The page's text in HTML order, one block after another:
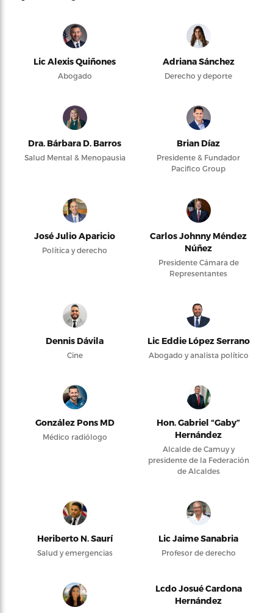
Lic Alexis Quiñones
Abogado
Adriana Sánchez
Derecho y deporte
Dra. Bárbara D. Barros
Salud Mental & Menopausia
Brian Díaz
Presidente & Fundador
Pacifico Group
José Julio Aparicio
Política y derecho
Carlos Johnny Méndez
Núñez
Presidente Cámara de
Representantes
Dennis Dávila
Cine
Lic Eddie López Serrano
Abogado y analista político
González Pons MD
Médico radiólogo
Hon. Gabriel “Gaby”
Hernández
Alcalde de Camuy y
presidente de la Federación
de Alcaldes
Heriberto N. Saurí
Salud y emergencias
Lic Jaime Sanabria
Profesor de derecho
Lcdo Josué Cardona
Hernández